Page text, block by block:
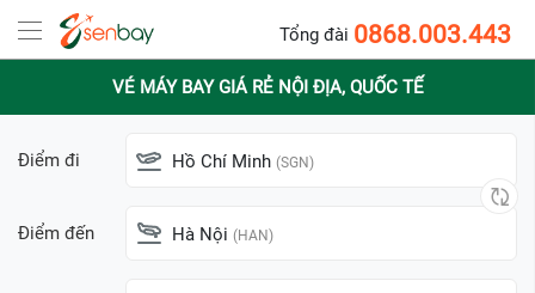
Tổng đài 0868.003.443
VÉ MÁY BAY GIÁ RẺ NỘI ĐỊA, QUỐC TẾ
Điểm đi Hồ Chí Minh (SGN)
Điểm đến Hà Nội (HAN)